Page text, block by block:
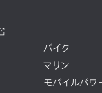
バイク
マリン
モバイルパワ